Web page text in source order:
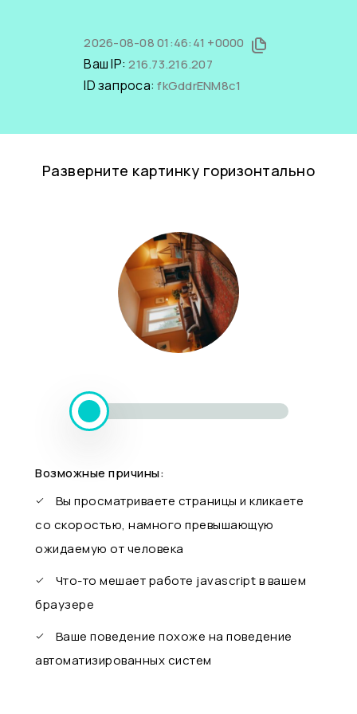
2026-08-08 01:46:41 +0000
Ваш IP:216.73.216.207
ID запроса:fkGddrENM8c1
Разверните картинку горизонтально
Возможные причины:
Вы просматриваете страницы и кликаете
со скоростью, намного превышающую
ожидаемую от человека
Что-то мешает работе javascript в вашем
браузере
Ваше поведение похоже на поведение
автоматизированных систем